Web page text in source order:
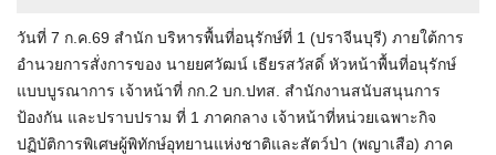
วันที่ 7 ก.ค.69 สำนัก บริหารพื้นที่อนุรักษ์ที่ 1 (ปราจีนบุรี) ภายใต้การ
อำนวยการสั่งการของ นายยศวัฒน์ เธียรสวัสดิ์ หัวหน้าพื้นที่อนุรักษ์
แบบบูรณาการ เจ้าหน้าที่ กก.2 บก.ปทส. สำนักงานสนับสนุนการ
ป้องกัน และปราบปราม ที่ 1 ภาคกลาง เจ้าหน้าที่หน่วยเฉพาะกิจ
ปฏิบัติการพิเศษผู้พิทักษ์อุทยานแห่งชาติและสัตว์ป่า (พญาเสือ) ภาค